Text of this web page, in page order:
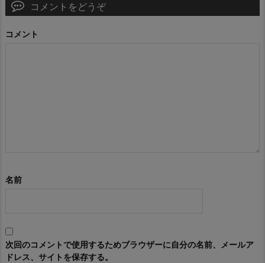
コメントをどうぞ
コメント
名前
次回のコメントで使用するためブラウザーに自分の名前、メールア
ドレス、サイトを保存する。